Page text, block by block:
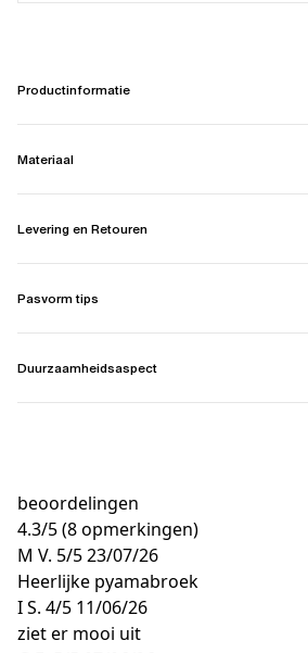
Productinformatie
Materiaal
Levering en Retouren
Pasvorm tips
Duurzaamheidsaspect
beoordelingen
4.3/5(8 opmerkingen)
M V. 5/523/07/26
Heerlijke pyamabroek
I S. 4/5 11/06/26
ziet er mooi uit